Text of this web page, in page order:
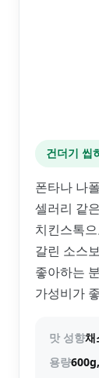
건더기 씹
폰타나 나
셀러리 같
치킨스톡
갈린 소스
좋아하는
가성비가
맛 성향채
용량